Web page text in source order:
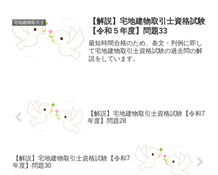
宅地建物取引士
【解説】宅地建物取引士資格試験
【令和５年度】問題33
最短時間合格のため、条文・判例に即し
て宅地建物取引士資格試験の過去問の解
説をしています。
【解説】宅地建物取引士資格試験【令和7
年度】問題28
【解説】宅地建物取引士資格試験【令和7
年度】問題30